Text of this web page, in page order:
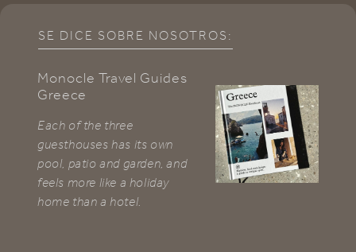
SE DICE SOBRE NOSOTROS:
Monocle Travel Guides
Greece
Each of the three
guesthouses has its own
pool, patio and garden, and
feels more like a holiday
home than a hotel.